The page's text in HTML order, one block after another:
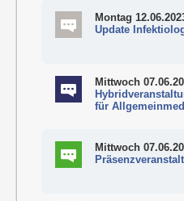
Montag
Update
Mittwoch
für
Mittwoch